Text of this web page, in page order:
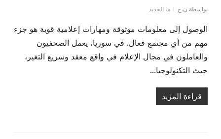
بواسطة ن.ح ما الجديد
الوصول إلى معلومات موثوقة ومهارات إعلامية قوية هو جزء
مهم من أي مجتمع فعال. في سوريا، يعمل الصحفيون
والعاملون في مجال الإعلام في واقع معقد وسريع التغير،
حيث التكنولوجيا...
قراءة المزيد